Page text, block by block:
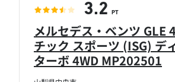
メルセデス・ベンツ GLE
チック スポーツ (ISG) デ
ターボ 4WD MP202501
3.2 PT